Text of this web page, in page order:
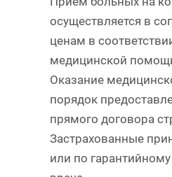
осуществляется в
ценам в
медицинской помощи
Оказание
порядок
прямого договора
Застрахованные
или по